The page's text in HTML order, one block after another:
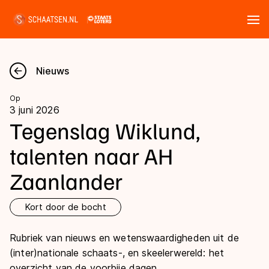
Nieuws
Kalender
Disciplines
Marathon
Langebaan
Inlineskaten
Uitslagen
Shorttrack
Marathon
Tijden & historie
Ranglijsten Langebaan
Nieuws
Op
3 juni 2026
Tegenslag Wiklund,
talenten naar AH
Zaanlander
Kort door de bocht
Rubriek van nieuws en wetenswaardigheden uit de
(inter)nationale schaats-, en skeelerwereld: het